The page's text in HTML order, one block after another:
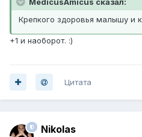
Крепкого здоровья малышу и
+1 и наоборот. :)
Цитата
Nikolas